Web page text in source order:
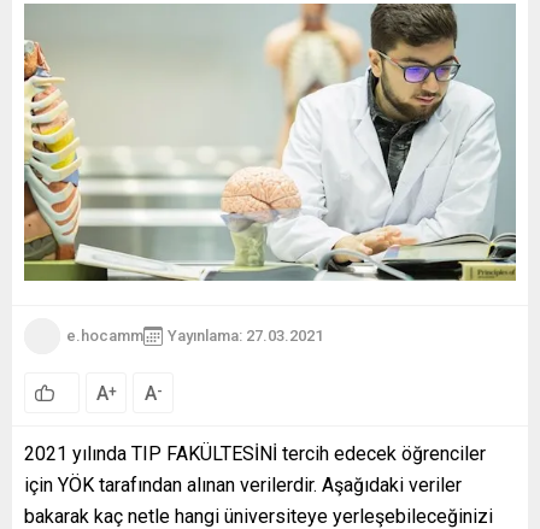
e.hocamm Yayınlama: 27.03.2021
A+ A-
2021 yılında TIP FAKÜLTESİNİ tercih edecek öğrenciler
için YÖK tarafından alınan verilerdir. Aşağıdaki veriler
bakarak kaç netle hangi üniversiteye yerleşebileceğinizi